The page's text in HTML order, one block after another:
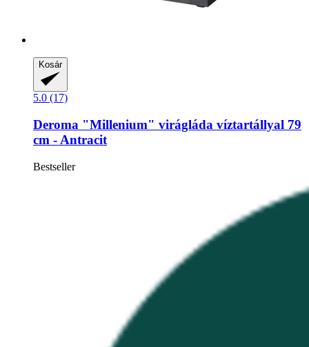
Kosár
5.0 (17)
Deroma "Millenium" virágláda víztartállyal 79
cm -​ Antracit
Bestseller